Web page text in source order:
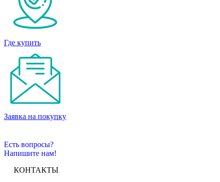
Где купить
Заявка на покупку
Есть вопросы?
Напишите нам!
КОНТАКТЫ